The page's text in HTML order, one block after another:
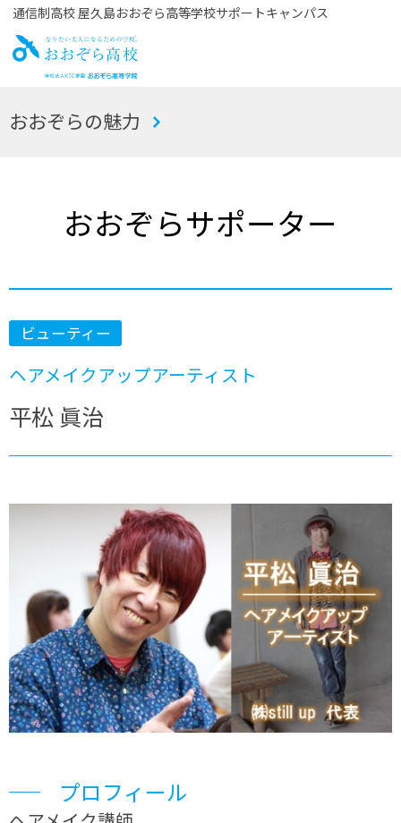
通信制高校 屋久島おおぞら高等学校サポートキャンパス
お
おおぞらの魅力
おおぞらサポーター
ビューティー
ヘアメイクアップアーティスト
平松 眞治
プロフィール